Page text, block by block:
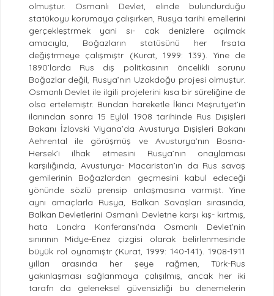
olmuştur. Osmanlı Devlet, elinde bulundurduğu
statükoyu korumaya çalışırken, Rusya tarihi emellerini
gerçekleştrmek yani sı- cak denizlere açılmak
amacıyla, Boğazların statüsünü her frsata
değiştrmeye çalışmıştr (Kurat, 1999: 139). Yine de
1890’larda Rus dış politkasının öncelikli sorunu
Boğazlar değil, Rusya’nın Uzakdoğu projesi olmuştur.
Osmanlı Devlet ile ilgili projelerini kısa bir süreliğine de
olsa ertelemiştr. Bundan hareketle İkinci Meşrutyet’in
ilanından sonra 15 Eylül 1908 tarihinde Rus Dışişleri
Bakanı İzlovski Viyana’da Avusturya Dışişleri Bakanı
Aehrental ile görüşmüş ve Avusturya’nın Bosna-
Hersek’i ilhak etmesini Rusya’nın onaylaması
karşılığında, Avusturya- Macaristan’ın da Rus savaş
gemilerinin Boğazlardan geçmesini kabul edeceği
yönünde sözlü prensip anlaşmasına varmışt. Yine
aynı amaçlarla Rusya, Balkan Savaşları sırasında,
Balkan Devletlerini Osmanlı Devletne karşı kış- kırtmış,
hata Londra Konferansı’nda Osmanlı Devlet’nin
sınırının Midye-Enez çizgisi olarak belirlenmesinde
büyük rol oynamıştr (Kurat, 1999: 140-141). 1908-1911
yılları arasında her şeye rağmen, Türk-Rus
yakınlaşması sağlanmaya çalışılmış, ancak her iki
tarafn da geleneksel güvensizliği bu denemelerin